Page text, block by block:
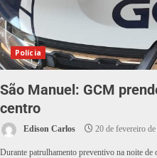
Polícia
São Manuel: GCM
centro
Edison Carlos 20 de fevereiro
Durante patrulhamento preventivo na noite